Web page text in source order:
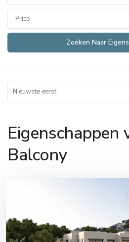
Price
Nieuwste eerst
Eigenschappen
Balcony